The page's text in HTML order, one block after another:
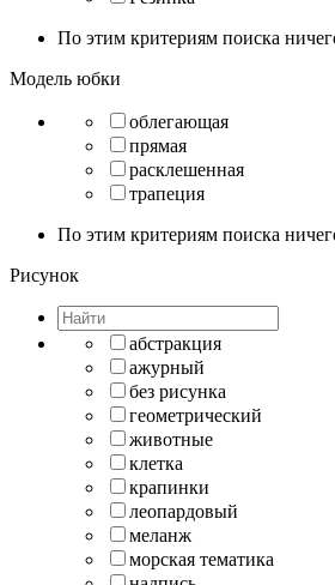
По этим критериям поиска
Модель юбки
облегающая
прямая
расклешенная
трапеция
По этим критериям поиска
Рисунок
абстракция
ажурный
без рисунка
геометрический
животные
клетка
крапинки
леопардовый
меланж
морская тематика